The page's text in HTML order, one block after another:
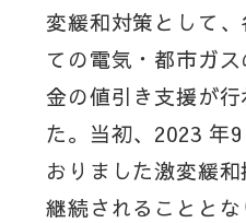
変緩和対策として
ての電気・都市ガ
金の値引き支援が
た。当初、2023 年
おりました激変緩
継続されることと